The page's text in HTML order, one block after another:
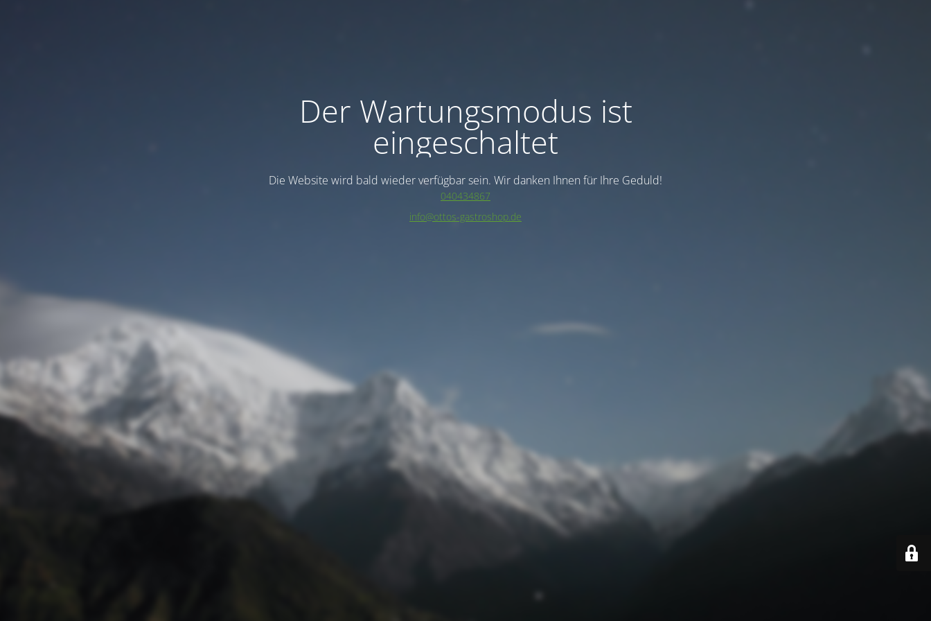
Der Wartungsmodus ist
eingeschaltet
Die Website wird bald wieder verfügbar sein. Wir danken Ihnen für Ihre Geduld!
040434867
info@ottos-gastroshop.de